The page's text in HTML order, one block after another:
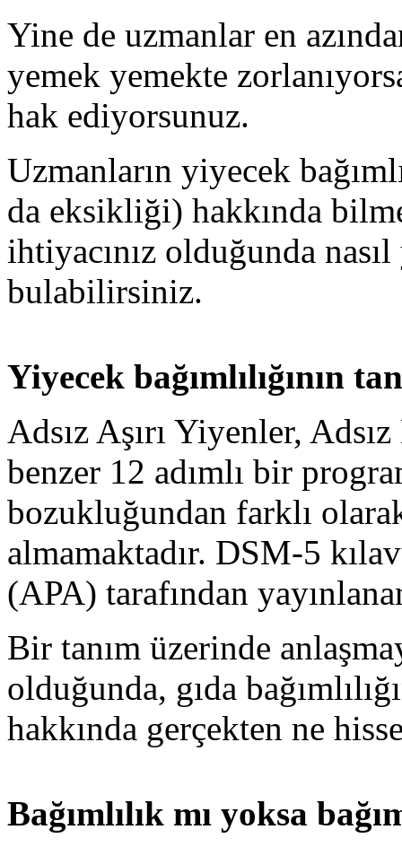
Yine de uzmanlar en
yemek yemekte
hak ediyorsunuz.
Uzmanların yiyecek
da eksikliği) hakkında
ihtiyacınız olduğunda
bulabilirsiniz.
Yiyecek bağımlılığının
Adsız Aşırı Yiyenler,
benzer 12 adımlı bir
bozukluğundan farklı
almamaktadır. DSM-5
(APA) tarafından
Bir tanım üzerinde
olduğunda, gıda
hakkında gerçekten ne
Bağımlılık mı yoksa